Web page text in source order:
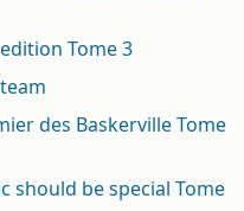
Tome 3
des Baskerville Tome
should be special Tome